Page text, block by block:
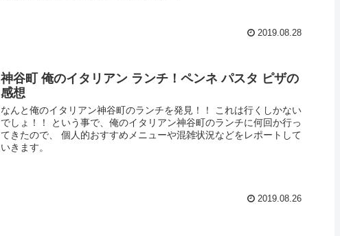
2019.08.28
神谷町 俺のイタリアン ランチ！ペンネ パスタ ピザの
感想
なんと俺のイタリアン神谷町のランチを発見！！ これは行くしかない
でしょ！！ という事で、俺のイタリアン神谷町のランチに何回か行っ
てきたので、 個人的おすすめメニューや混雑状況などをレポートして
いきます。
2019.08.26